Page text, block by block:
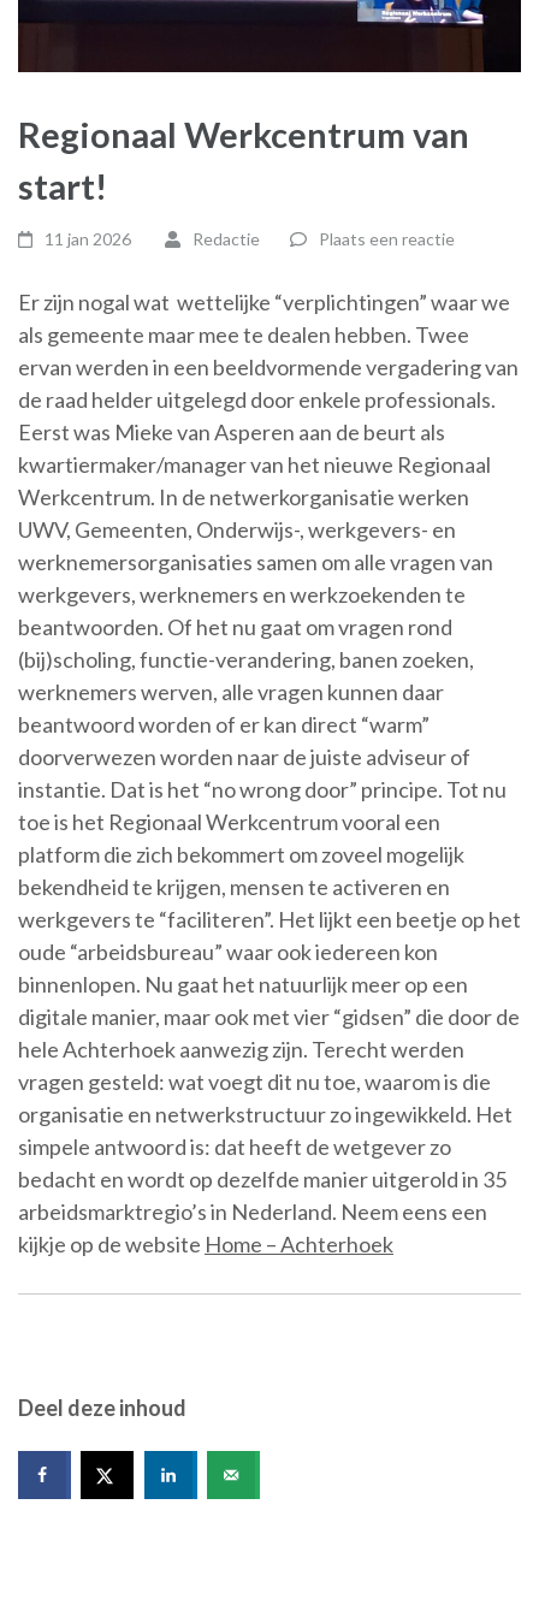
Regionaal Werkcentrum van
start!
11 jan 2026 Redactie Plaats een reactie
Er zijn nogal wat wettelijke “verplichtingen” waar we
als gemeente maar mee te dealen hebben. Twee
ervan werden in een beeldvormende vergadering van
de raad helder uitgelegd door enkele professionals.
Eerst was Mieke van Asperen aan de beurt als
kwartiermaker/manager van het nieuwe Regionaal
Werkcentrum. In de netwerkorganisatie werken
UWV, Gemeenten, Onderwijs-, werkgevers- en
werknemersorganisaties samen om alle vragen van
werkgevers, werknemers en werkzoekenden te
beantwoorden. Of het nu gaat om vragen rond
(bij)scholing, functie-verandering, banen zoeken,
werknemers werven, alle vragen kunnen daar
beantwoord worden of er kan direct “warm”
doorverwezen worden naar de juiste adviseur of
instantie. Dat is het “no wrong door” principe. Tot nu
toe is het Regionaal Werkcentrum vooral een
platform die zich bekommert om zoveel mogelijk
bekendheid te krijgen, mensen te activeren en
werkgevers te “faciliteren”. Het lijkt een beetje op het
oude “arbeidsbureau” waar ook iedereen kon
binnenlopen. Nu gaat het natuurlijk meer op een
digitale manier, maar ook met vier “gidsen” die door de
hele Achterhoek aanwezig zijn. Terecht werden
vragen gesteld: wat voegt dit nu toe, waarom is die
organisatie en netwerkstructuur zo ingewikkeld. Het
simpele antwoord is: dat heeft de wetgever zo
bedacht en wordt op dezelfde manier uitgerold in 35
arbeidsmarktregio’s in Nederland. Neem eens een
kijkje op de website Home – Achterhoek
Deel deze inhoud